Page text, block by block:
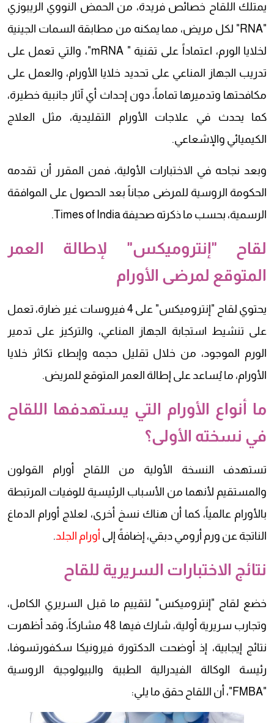
يمتلك اللقاح خصائص فريدة، من الحمض النووي الريبوزي
"RNA" لكل مريض، مما يمكنه من مطابقة السمات الجينية
لخلايا الورم، اعتماداً على تقنية " mRNA"، والتي تعمل على
تدريب الجهاز المناعي على تحديد خلايا الأورام، والعمل على
مكافحتها وتدميرها تماماً، دون إحداث أي آثار جانبية خطيرة،
كما يحدث في علاجات الأورام التقليدية، مثل العلاج
الكيميائي والإشعاعي.
وبعد نجاحه في الاختبارات الأولية، فمن المقرر أن تقدمه
الحكومة الروسية للمرضى مجاناً بعد الحصول على الموافقة
الرسمية، بحسب ما ذكرته صحيفة Times of India.
لقاح "إنتروميكس" لإطالة العمر
المتوقع لمرضى الأورام
يحتوي لقاح "إنتروميكس" على 4 فيروسات غير ضارة، تعمل
على تنشيط استجابة الجهاز المناعي، والتركيز على تدمير
الورم الموجود، من خلال تقليل حجمه وإبطاء تكاثر خلايا
الأورام، ما يُساعد على إطالة العمر المتوقع للمريض.
ما أنواع الأورام التي يستهدفها اللقاح
في نسخته الأولى؟
تستهدف النسخة الأولية من اللقاح أورام القولون
والمستقيم لأنهما من الأسباب الرئيسية للوفيات المرتبطة
بالأورام عالمياً، كما أن هناك نسخ أخرى، لعلاج أورام الدماغ
الناتجة عن ورم أرومي دبقي، إضافةً إلى أورام الجلد.
نتائج الاختبارات السريرية للقاح
خضع لقاح "إنتروميكس" لتقييم ما قبل السريري الكامل،
وتجارب سريرية أولية، شارك فيها 48 مشاركاً، وقد أظهرت
نتائج إيجابية، إذ أوضحت الدكتورة فيرونيكا سكفورتسوفا،
رئيسة الوكالة الفيدرالية الطبية والبيولوجية الروسية
"FMBA"، أن اللقاح حقق ما يلي: